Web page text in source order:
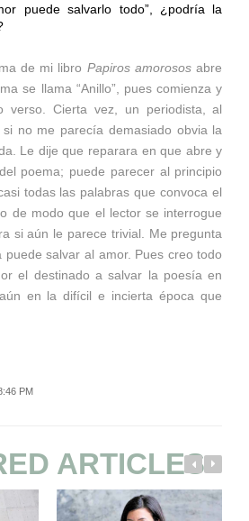
puede salvarlo todo”, ¿podría la
de mi libro Papiros amorosos abre
se llama “Anillo”, pues comienza y
verso. Cierta vez, un periodista, al
no me parecía demasiado obvia la
Le dije que reparara en que abre y
poema; puede parecer al principio
todas las palabras que convoca el
de modo que el lector se interrogue
si aún le parece trivial. Me pregunta
puede salvar al amor. Pues creo todo
el destinado a salvar la poesía en
en la difícil e incierta época que
PM
ARTICLES